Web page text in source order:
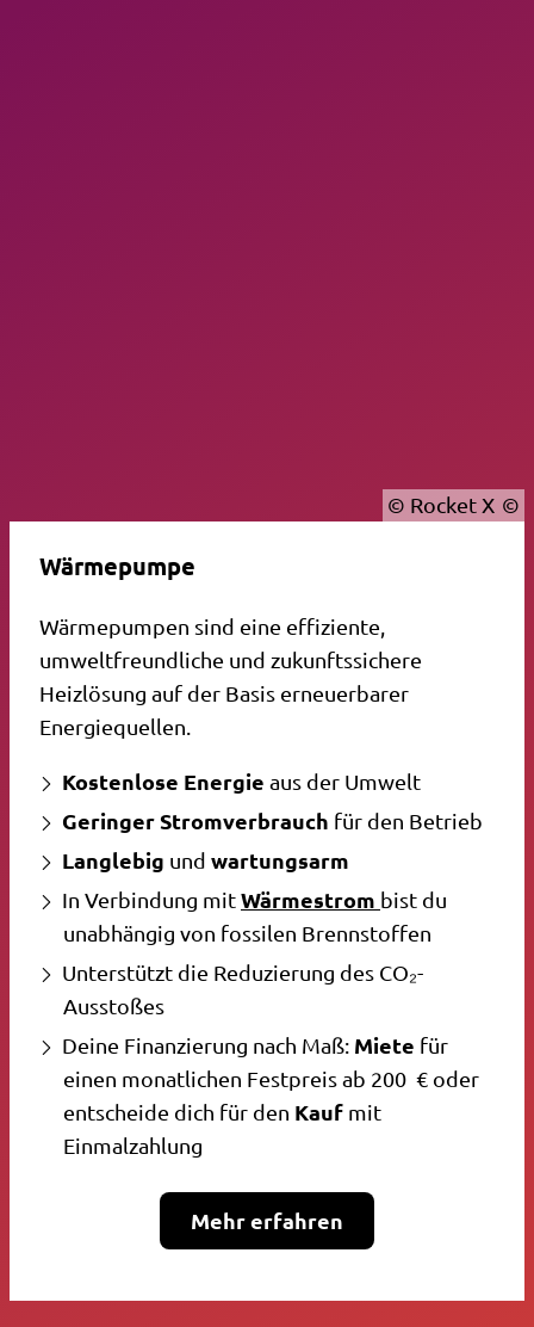
© Rocket X
Wärmepumpe
Wärmepumpen sind eine effiziente,
umweltfreundliche und zukunftssichere
Heizlösung auf der Basis erneuerbarer
Energiequellen.
Kostenlose Energie aus der Umwelt
Geringer Stromverbrauch für den Betrieb
Langlebig und wartungsarm
In Verbindung mitWärmestrom bist du
unabhängig von fossilen Brennstoffen
Unterstützt die Reduzierung des CO₂-
Ausstoßes
Deine Finanzierung nach Maß: Miete für
einen monatlichen Festpreis ab 200 € oder
entscheide dich für den Kauf mit
Einmalzahlung
Mehr erfahren